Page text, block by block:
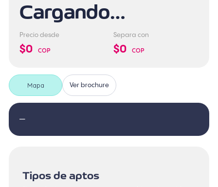
Cargando…
Precio desde
$0 COP
Separa con
$0 COP
Mapa Ver brochure
—
Tipos de aptos